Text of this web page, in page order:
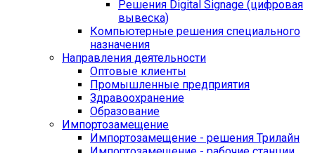
Решения Digital Signage (цифровая
вывеска)
Компьютерные решения специального
назначения
Направления деятельности
Оптовые клиенты
Промышленные предприятия
Здравоохранение
Образование
Импортозамещение
Импортозамещение - решения Трилайн